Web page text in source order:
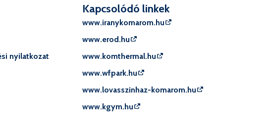
nyilatkozat
Kapcsolódó linkek
www.iranykomarom.hu
www.erod.hu
www.komthermal.hu
www.wfpark.hu
www.lovasszinhaz-komarom.hu
www.kgym.hu